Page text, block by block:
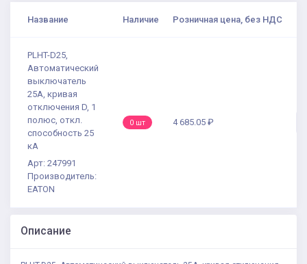
Название Наличие Розничная цена, без НДС
PLHT-D25,
Автоматический
выключатель
25А, кривая
отключения D, 1
полюс, откл.
способность 25
кА
Арт: 247991
Производитель:
EATON
0 шт 4 685.05 ₽
Описание